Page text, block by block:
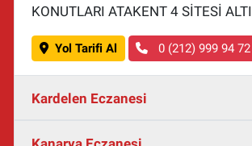
KONUTLARI ATAKENT 4 SİTESİ ALTI
Yol Tarifi Al 0 (212) 999 94 72
Kardelen Eczanesi